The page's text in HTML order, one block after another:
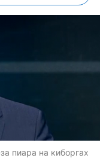
пиара на киборгах